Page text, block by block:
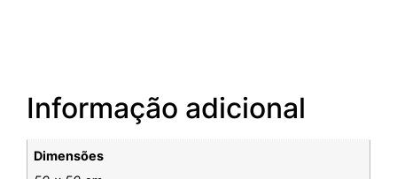
Informação adicional
Dimensões